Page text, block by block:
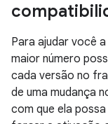
Para ajudar você
maior número
cada versão no
de uma mudança
com que ela